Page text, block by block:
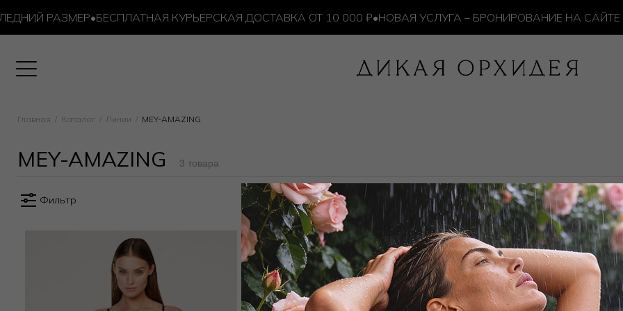
РАЗМЕР•БЕСПЛАТНАЯ КУРЬЕРСКАЯ ДОСТАВКА ОТ 10 000 ₽• НОВАЯ УСЛУГА – БРОНИРОВАНИЕ НА САЙТЕ •
Главная Каталог Линии MEY-AMAZING
MEY-AMAZING 3 товара
Фильтр